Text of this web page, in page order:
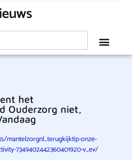
het
Ouderzorg niet,
mantelzorgnl_terugkijktip-onze-
7349402442360401920-v_ev/